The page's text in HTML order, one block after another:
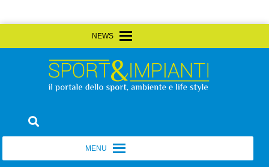
to
Sport&Impianti